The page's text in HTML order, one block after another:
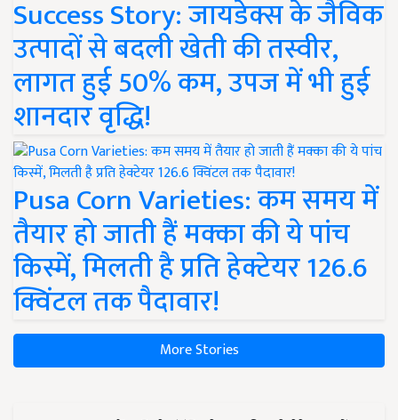
Success Story: जायडेक्स के जैविक
उत्पादों से बदली खेती की तस्वीर,
लागत हुई 50% कम, उपज में भी हुई
शानदार वृद्धि!
Pusa Corn Varieties: कम समय में
तैयार हो जाती हैं मक्का की ये पांच
किस्में, मिलती है प्रति हेक्टेयर 126.6
क्विंटल तक पैदावार!
More Stories